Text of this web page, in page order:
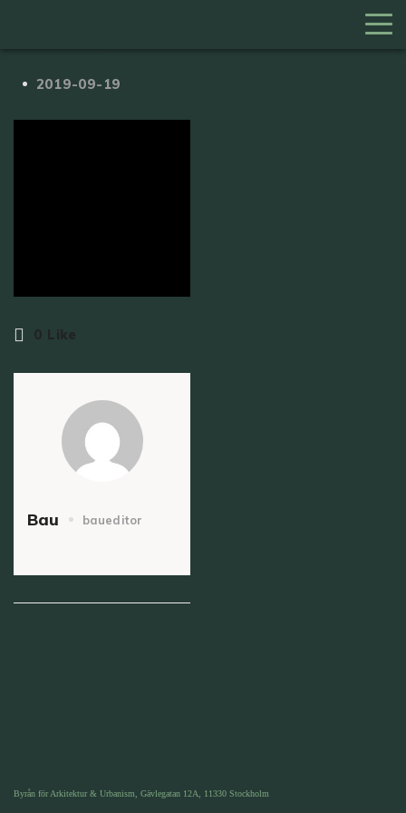
2019-09-19
0 Like
Bau baueditor
Byrån för Arkitektur & Urbanism, Gävlegatan 12A, 11330 Stockholm